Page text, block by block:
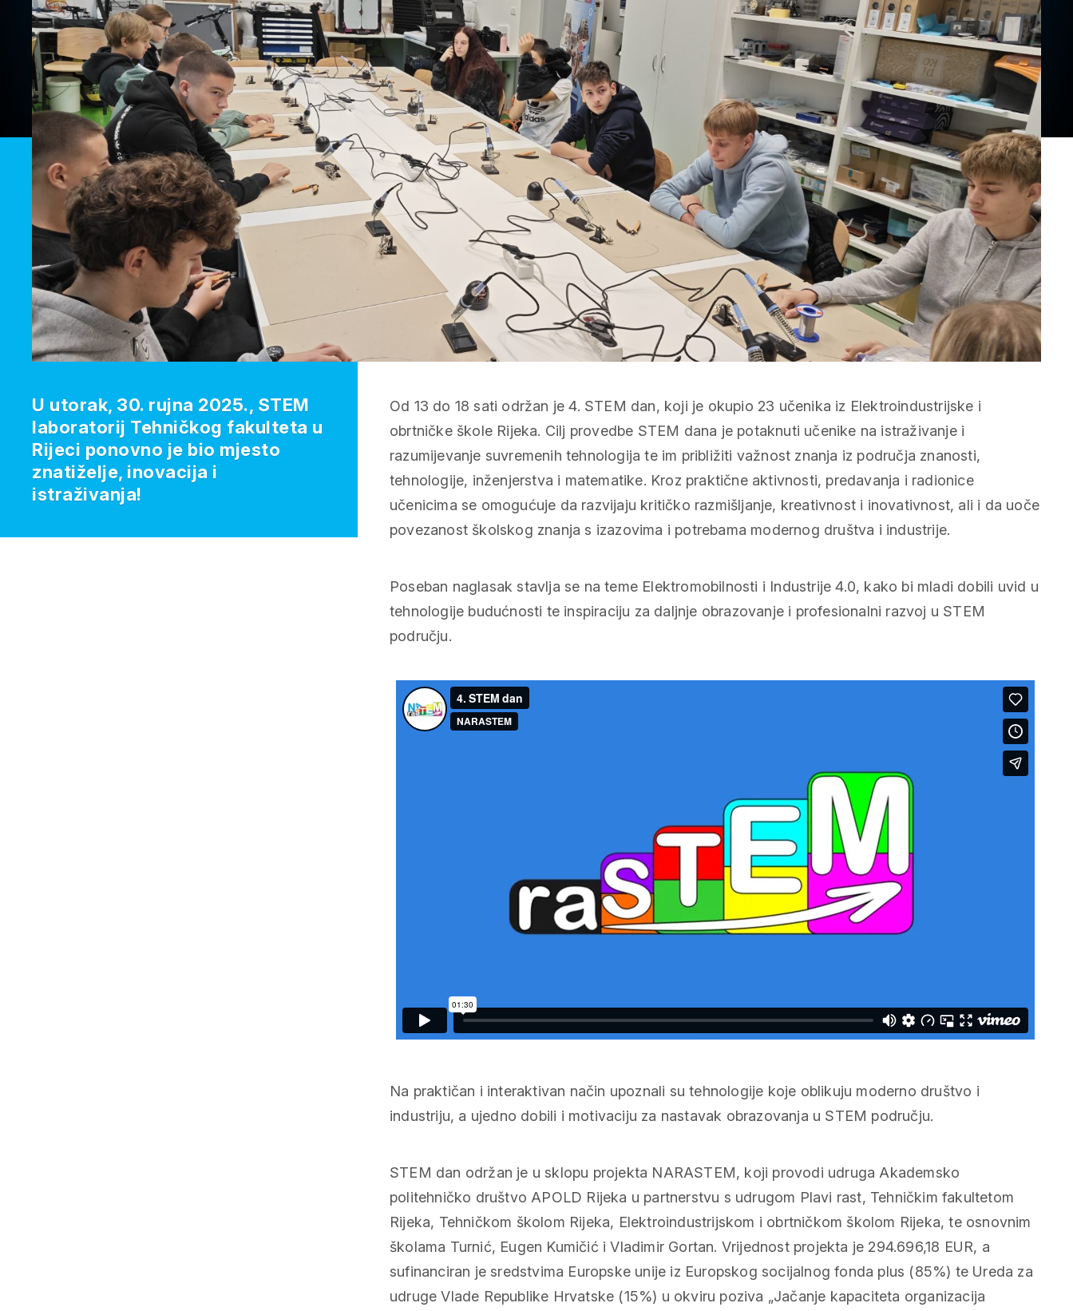
Od 13 do 18 sati održan je 4. STEM dan, koji je okupio 23 učenika iz Elektroindustrijske i
obrtničke škole Rijeka. Cilj provedbe STEM dana je potaknuti učenike na istraživanje i
razumijevanje suvremenih tehnologija te im približiti važnost znanja iz područja znanosti,
tehnologije, inženjerstva i matematike. Kroz praktične aktivnosti, predavanja i radionice
učenicima se omogućuje da razvijaju kritičko razmišljanje, kreativnost i inovativnost, ali i da uoče
povezanost školskog znanja s izazovima i potrebama modernog društva i industrije.
Poseban naglasak stavlja se na teme Elektromobilnosti i Industrije 4.0, kako bi mladi dobili uvid u
tehnologije budućnosti te inspiraciju za daljnje obrazovanje i profesionalni razvoj u STEM
području.
Na praktičan i interaktivan način upoznali su tehnologije koje oblikuju moderno društvo i
industriju, a ujedno dobili i motivaciju za nastavak obrazovanja u STEM području.
STEM dan održan je u sklopu projekta NARASTEM, koji provodi udruga Akademsko
politehničko društvo APOLD Rijeka u partnerstvu s udrugom Plavi rast, Tehničkim fakultetom
Rijeka, Tehničkom školom Rijeka, Elektroindustrijskom i obrtničkom školom Rijeka, te osnovnim
školama Turnić, Eugen Kumičić i Vladimir Gortan. Vrijednost projekta je 294.696,18 EUR, a
sufinanciran je sredstvima Europske unije iz Europskog socijalnog fonda plus (85%) te Ureda za
udruge Vlade Republike Hrvatske (15%) u okviru poziva „Jačanje kapaciteta organizacija
U utorak, 30. rujna 2025., STEM
laboratorij Tehničkog fakulteta u
Rijeci ponovno je bio mjesto
znatiželje, inovacija i
istraživanja!